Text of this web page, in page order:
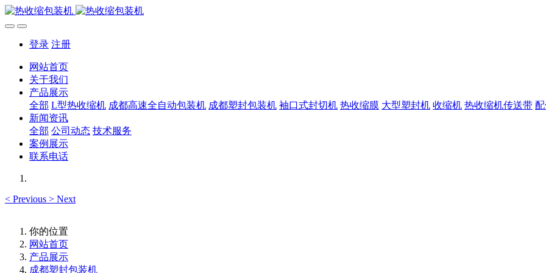
登录 注册
网站首页
关于我们
产品展示
全部 L型热收缩机 成都高速全自动包装机 成都塑封包装机 袖口式封切机 热收缩膜 大型塑封机 收缩机 热收缩机传送带
新闻资讯
全部 公司动态 技术服务
案例展示
联系电话
< Previous > Next
你的位置
网站首页
产品展示
成都塑封包装机